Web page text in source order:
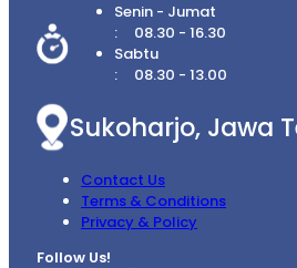
Senin - Jumat
08.30 - 16.30
Sabtu
08.30 - 13.00
Sukoharjo, Jawa
Contact Us
Terms & Conditions
Privacy & Policy
Follow Us!